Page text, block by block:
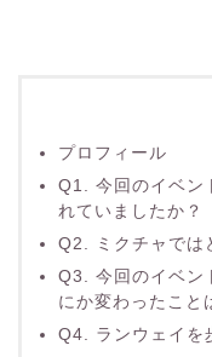
プロフィール
Q1. 今回のイベン
れていましたか？
Q2. ミクチャでは
Q3. 今回のイベン
にか変わったこと
Q4. ランウェイを